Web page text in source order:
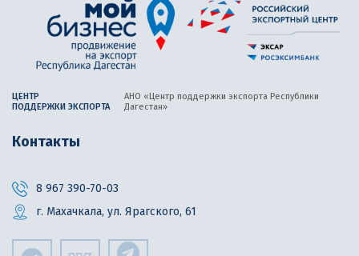
ЦЕНТР
ПОДДЕРЖКИ ЭКСПОРТА
АНО «Центр поддержки экспорта Республики
Дагестан»
Контакты
8 967 390-70-03
г. Махачкала, ул. Ярагского, 61